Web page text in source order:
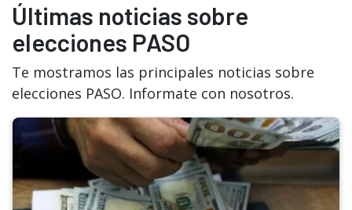
Últimas noticias sobre
elecciones PASO
Te mostramos las principales noticias sobre
elecciones PASO. Informate con nosotros.